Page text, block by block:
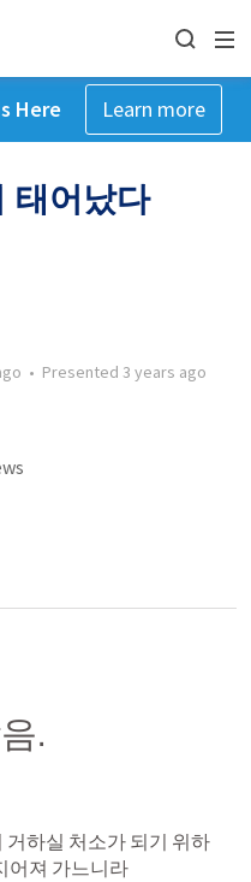
Here Learn more
태어났다
• Presented 3 years ago
.
하실 처소가 되기 위하
어져 가느니라